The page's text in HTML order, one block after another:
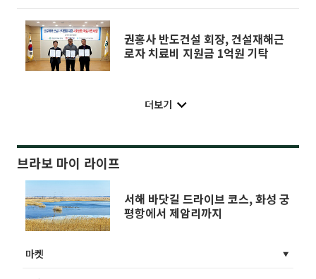
권홍사 반도건설 회장, 건설재해근
로자 치료비 지원금 1억원 기탁
더보기
브라보 마이 라이프
서해 바닷길 드라이브 코스, 화성 궁
평항에서 제암리까지
마켓